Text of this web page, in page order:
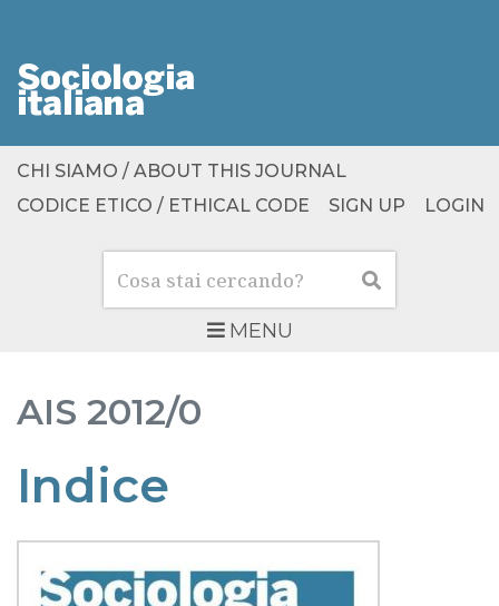
MENU
Cerca Cerca
CHI SIAMO / ABOUT THIS JOURNAL
CODICE ETICO / ETHICAL CODE
SIGN UP LOGIN
AIS 2012/0
Indice